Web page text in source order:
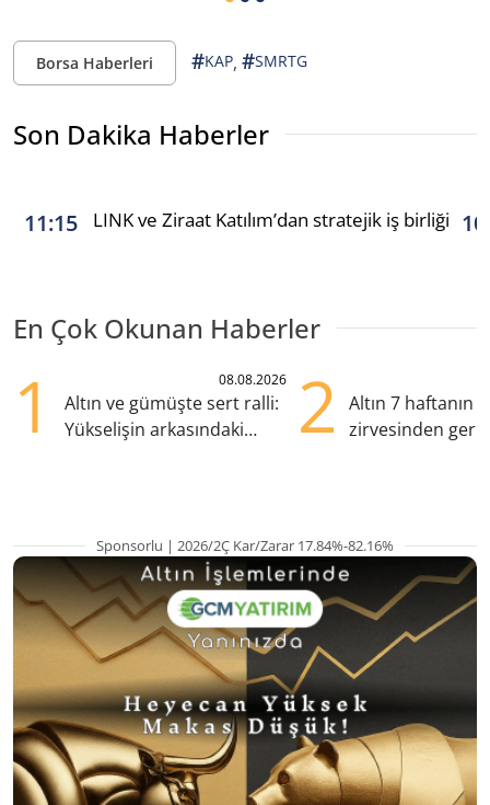
Borsa Haberleri #KAP, #SMRTG
Son Dakika Haberler
11:15 LINK ve Ziraat Katılım’dan stratejik iş birliği
En Çok Okunan Haberler
1 08.08.2026
Altın ve gümüşte sert ralli:
Yükselişin arkasındaki
2
Altın 7 haftanın
zirvesinden
Sponsorlu | 2026/2Ç Kar/Zarar 17.84%-82.16%